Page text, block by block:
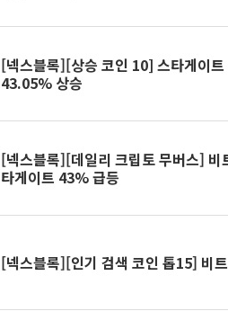
[넥스블록][상승 코인 10] 스타게이
43.05% 상승
[넥스블록][데일리 크립토 무버스]
타게이트 43% 급등
[넥스블록][인기 검색 코인 톱15] 비